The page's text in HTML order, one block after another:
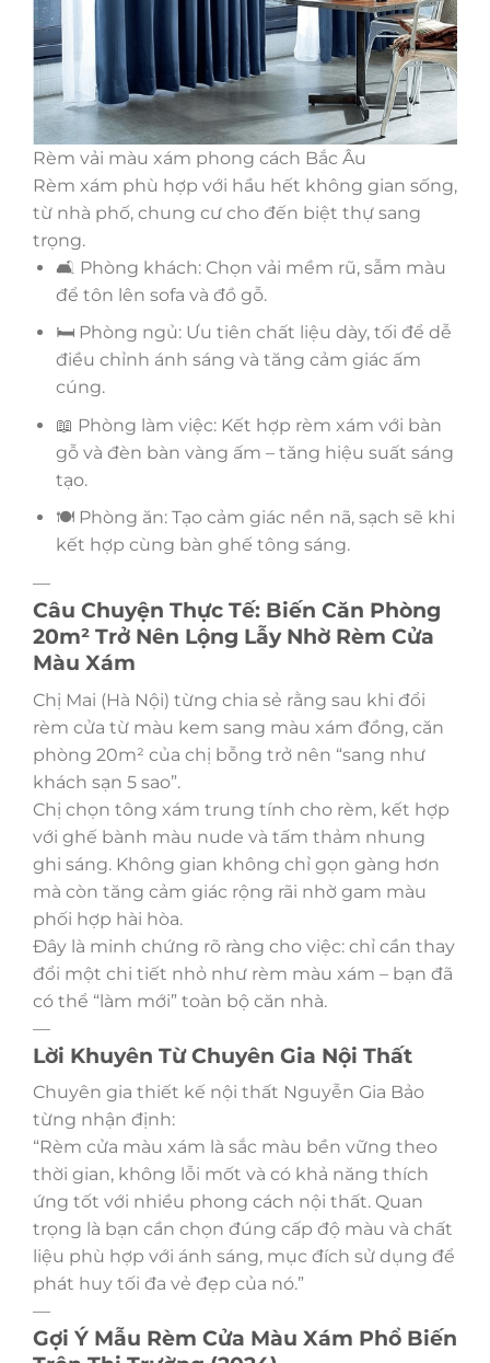
Rèm vải màu xám phong cách Bắc Âu
Rèm xám phù hợp với hầu hết không gian sống,
từ nhà phố, chung cư cho đến biệt thự sang
trọng.
🛋️ Phòng khách: Chọn vải mềm rũ, sẫm màu
để tôn lên sofa và đồ gỗ.
🛏️ Phòng ngủ: Ưu tiên chất liệu dày, tối để dễ
điều chỉnh ánh sáng và tăng cảm giác ấm
cúng.
📖 Phòng làm việc: Kết hợp rèm xám với bàn
gỗ và đèn bàn vàng ấm – tăng hiệu suất sáng
tạo.
🍽️ Phòng ăn: Tạo cảm giác nền nã, sạch sẽ khi
kết hợp cùng bàn ghế tông sáng.
—
Câu Chuyện Thực Tế: Biến Căn Phòng
20m² Trở Nên Lộng Lẫy Nhờ Rèm Cửa
Màu Xám
Chị Mai (Hà Nội) từng chia sẻ rằng sau khi đổi
rèm cửa từ màu kem sang màu xám đồng, căn
phòng 20m² của chị bỗng trở nên “sang như
khách sạn 5 sao”.
Chị chọn tông xám trung tính cho rèm, kết hợp
với ghế bành màu nude và tấm thảm nhung
ghi sáng. Không gian không chỉ gọn gàng hơn
mà còn tăng cảm giác rộng rãi nhờ gam màu
phối hợp hài hòa.
Đây là minh chứng rõ ràng cho việc: chỉ cần thay
đổi một chi tiết nhỏ như rèm màu xám – bạn đã
có thể “làm mới” toàn bộ căn nhà.
—
Lời Khuyên Từ Chuyên Gia Nội Thất
Chuyên gia thiết kế nội thất Nguyễn Gia Bảo
từng nhận định:
“Rèm cửa màu xám là sắc màu bền vững theo
thời gian, không lỗi mốt và có khả năng thích
ứng tốt với nhiều phong cách nội thất. Quan
trọng là bạn cần chọn đúng cấp độ màu và chất
liệu phù hợp với ánh sáng, mục đích sử dụng để
phát huy tối đa vẻ đẹp của nó.”
—
Gợi Ý Mẫu Rèm Cửa Màu Xám Phổ Biến